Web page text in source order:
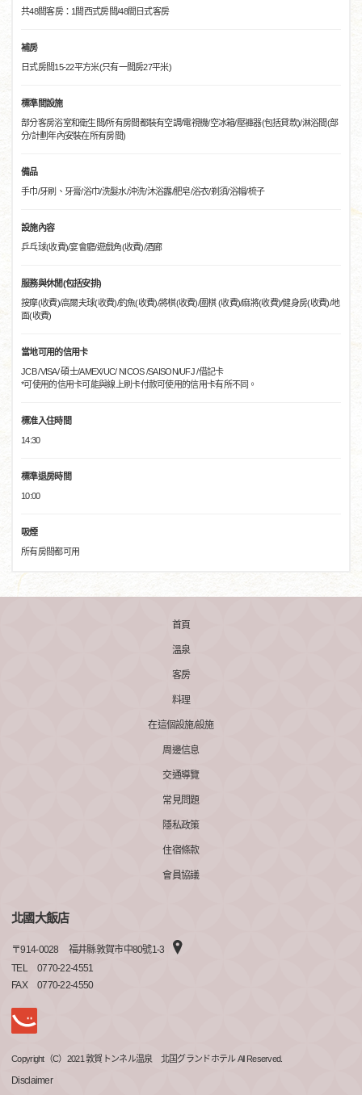
共48間客房：1間西式房間/48間日式客房
補房
日式房間15-22平方米(只有一間房27平米)
標準間設施
部分客房浴室和衛生間/所有房間都裝有空調/電視機/空冰箱/壓褲器(包括貸款)/淋浴間(部
分/計劃年內安裝在所有房間)
備品
手巾/牙刷、牙膏/浴巾/洗髮水/沖洗/沐浴露/肥皂/浴衣/剃須/浴帽/梳子
設施內容
乒乓球(收費)/宴會廳/遊戲角(收費)/酒廊
服務與休閒(包括安排)
按摩(收費)/高爾夫球(收費)/釣魚(收費)/將棋(收費)/圍棋 (收費)/麻將(收費)/健身房(收費)/地
面(收費)
當地可用的信用卡
JCB /VISA/ 碩士/AMEX/UC/ NICOS /SAISON/UFJ /借記卡
*可使用的信用卡可能與線上刷卡付款可使用的信用卡有所不同。
標准入住時間
14:30
標準退房時間
10:00
吸煙
所有房間都可用
首頁
溫泉
客房
料理
在這個設施/設施
周邊信息
交通導覽
常見問題
隱私政策
住宿條款
會員協議
北國大飯店
〒914-0028
福井縣敦賀市中80號1-3
TEL
0770-22-4551
FAX
0770-22-4550
Copyright（C）2021 敦賀トンネル温泉 北国グランドホテル All Reserved.
Disclaimer